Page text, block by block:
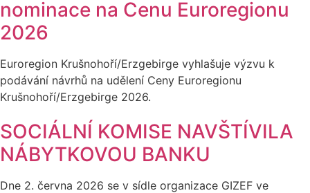
nominace na Cenu Euroregionu
2026
Euroregion Krušnohoří/Erzgebirge vyhlašuje výzvu k
podávání návrhů na udělení Ceny Euroregionu
Krušnohoří/Erzgebirge 2026.
SOCIÁLNÍ KOMISE NAVŠTÍVILA
NÁBYTKOVOU BANKU
Dne 2. června 2026 se v sídle organizace GIZEF ve